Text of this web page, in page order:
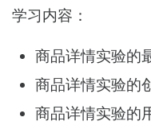
学习内容：
商品详情实验的
商品详情实验的
商品详情实验的